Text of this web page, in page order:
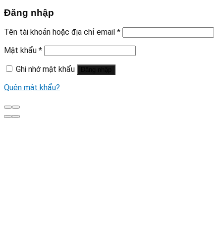
Đăng nhập
Tên tài khoản hoặc địa chỉ email *
Mật khẩu *
Ghi nhớ mật khẩu
Quên mật khẩu?